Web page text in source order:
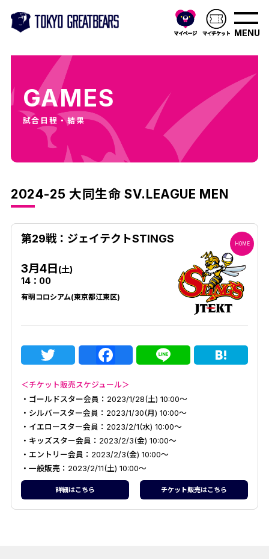
MENU
GAMES
試合日程・結果
2024-25 大同生命 SV.LEAGUE MEN
第29戦：ジェイテクトSTINGS
3月4日(土)
14：00
有明コロシアム(東京都江東区)
HOME
Twitter Facebook
Line
＜チケット販売スケジュール＞
・ゴールドスター会員：2023/1/28(土) 10:00～
・シルバースター会員：2023/1/30(月) 10:00～
・イエロースター会員：2023/2/1(水) 10:00～
・キッズスター会員：2023/2/3(金) 10:00～
・エントリー会員：2023/2/3(金) 10:00～
・一般販売：2023/2/11(土) 10:00～
詳細はこちら チケット販売はこちら